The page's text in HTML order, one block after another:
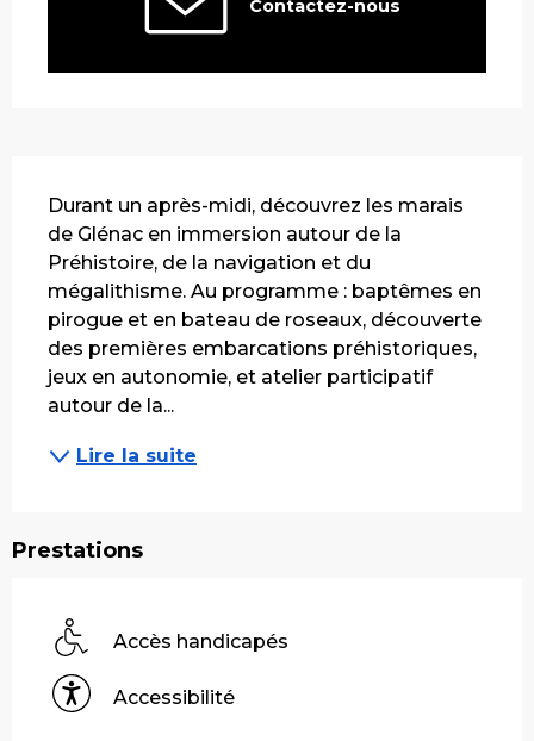
Contactez-nous
Durant un après-midi, découvrez les marais
de Glénac en immersion autour de la
Préhistoire, de la navigation et du
mégalithisme. Au programme : baptêmes en
pirogue et en bateau de roseaux, découverte
des premières embarcations préhistoriques,
jeux en autonomie, et atelier participatif
autour de la...
Lire la suite
Prestations
Accès handicapés
Accessibilité